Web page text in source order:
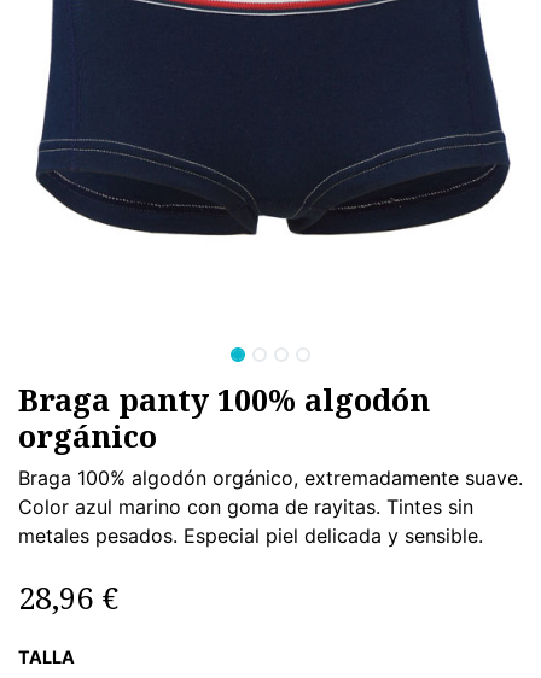
Braga panty 100% algodón
orgánico
Braga 100% algodón orgánico, extremadamente suave.
Color azul marino con goma de rayitas. Tintes sin
metales pesados. Especial piel delicada y sensible.
28,96 €
TALLA